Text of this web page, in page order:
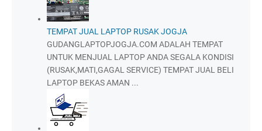
TEMPAT JUAL LAPTOP RUSAK JOGJA
GUDANGLAPTOPJOGJA.COM ADALAH TEMPAT
UNTUK MENJUAL LAPTOP ANDA SEGALA KONDISI
(RUSAK,MATI,GAGAL SERVICE) TEMPAT JUAL BELI
LAPTOP BEKAS AMAN ...